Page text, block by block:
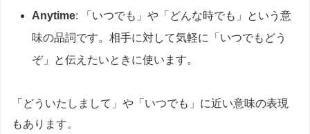
Anytime: 「いつでも」や「どんな時でも」という意
味の品詞です。相手に対して気軽に「いつでもどう
ぞ」と伝えたいときに使います。
「どういたしまして」や「いつでも」に近い意味の表現
もあります。